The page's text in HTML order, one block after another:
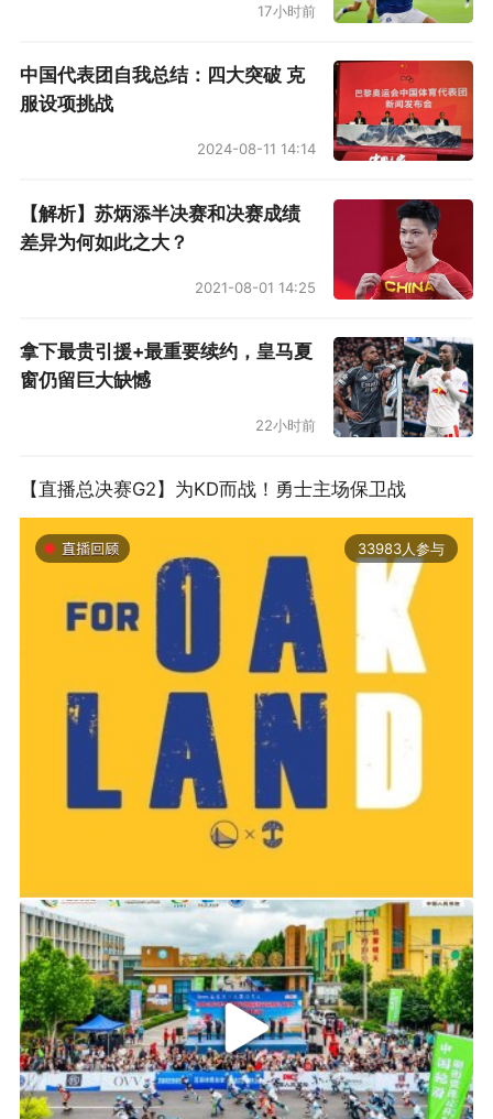
17小时前
中国代表团自我总结：四大突破 克
服设项挑战
2024-08-11 14:14
【解析】苏炳添半决赛和决赛成绩
差异为何如此之大？
2021-08-01 14:25
拿下最贵引援+最重要续约，皇马夏
窗仍留巨大缺憾
22小时前
【直播总决赛G2】为KD而战！勇士主场保卫战
33983人参与
2019-06-14 01:03